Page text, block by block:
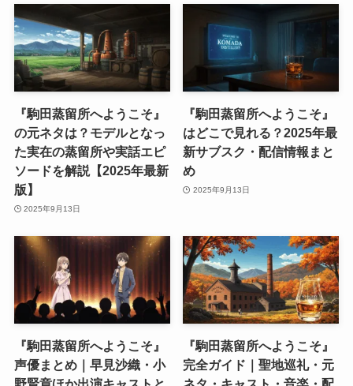
『駒田蒸留所へようこそ』
の元ネタは？モデルとなっ
た実在の蒸留所や実話エピ
ソードを解説【2025年最新
版】
2025年9月13日
『駒田蒸留所へようこそ』
はどこで見れる？2025年最
新サブスク・配信情報まと
め
2025年9月13日
『駒田蒸留所へようこそ』
声優まとめ｜早見沙織・小
『駒田蒸留所へようこそ』
完全ガイド｜聖地巡礼・元